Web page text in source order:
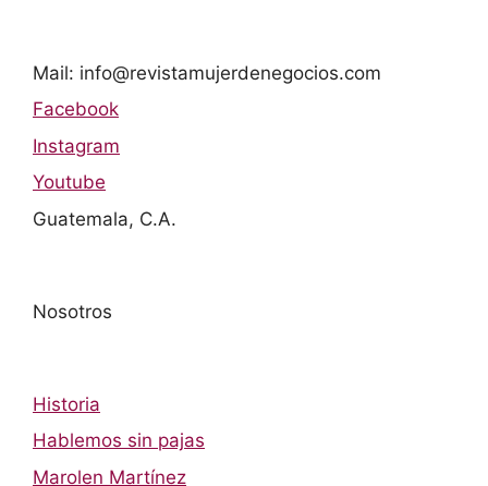
Mail: info@revistamujerdenegocios.com
Facebook
Instagram
Youtube
Guatemala, C.A.
Nosotros
Historia
Hablemos sin pajas
Marolen Martínez